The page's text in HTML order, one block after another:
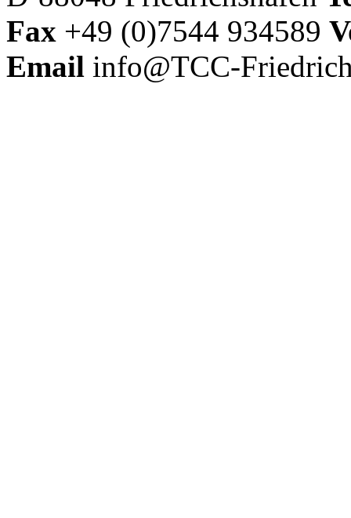
Fax +49 (0)7544 934589
Email info@TCC-